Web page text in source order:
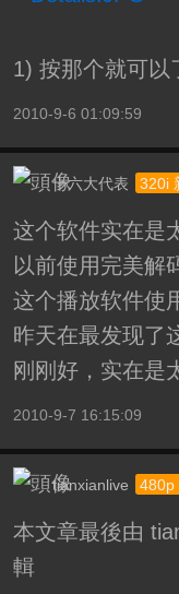
1) 按那个就可以
2010-9-6 01:09:59
十六大代表 320i
这个软件实在是
以前使用完美解
这个播放软件使
昨天在最发现了
刚刚好，实在是
2010-9-7 16:15:09
tianxianlive 480p
本文章最後由
輯